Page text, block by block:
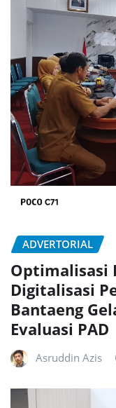
ADVERTORIAL
Optimalisasi
Digitalisasi
Bantaeng
Evaluasi PAD
Asruddin Azis